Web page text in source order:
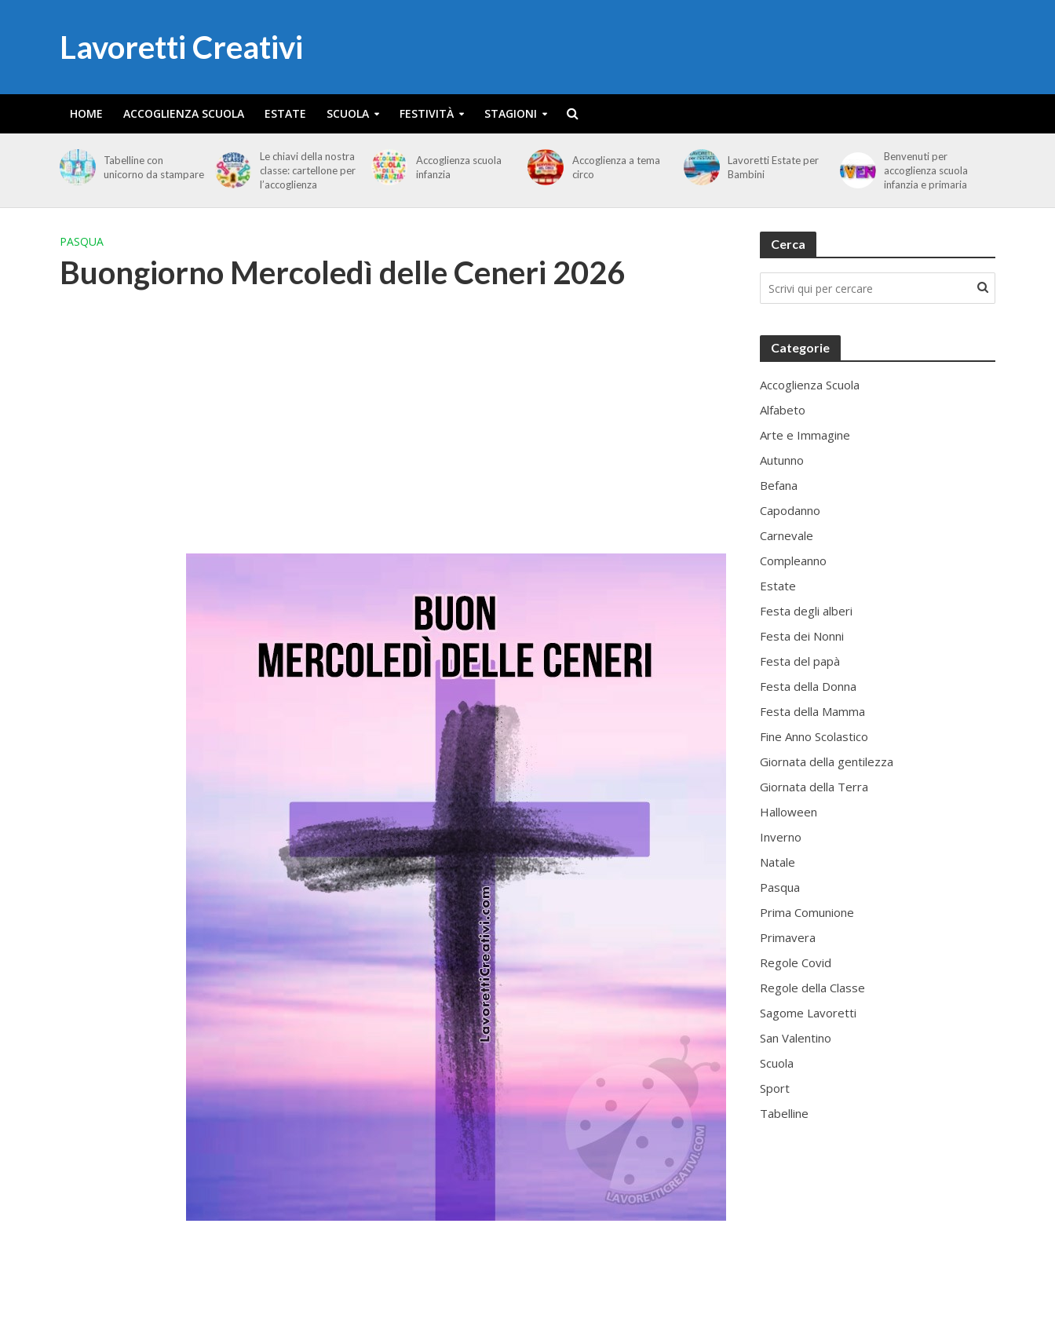
Lavoretti Creativi
HOME ACCOGLIENZA SCUOLA ESTATE SCUOLA FESTIVITÀ STAGIONI
Tabelline con
unicorno da stampare
Le chiavi della nostra
classe: cartellone per
l’accoglienza
Accoglienza scuola
infanzia
Accoglienza a tema
circo
Lavoretti Estate per
Bambini
Benvenuti per
accoglienza scuola
infanzia e primaria
PASQUA
Buongiorno Mercoledì delle Ceneri 2026
Cerca
Categorie
Accoglienza Scuola
Alfabeto
Arte e Immagine
Autunno
Befana
Capodanno
Carnevale
Compleanno
Estate
Festa degli alberi
Festa dei Nonni
Festa del papà
Festa della Donna
Festa della Mamma
Fine Anno Scolastico
Giornata della gentilezza
Giornata della Terra
Halloween
Inverno
Natale
Pasqua
Prima Comunione
Primavera
Regole Covid
Regole della Classe
Sagome Lavoretti
San Valentino
Scuola
Sport
Tabelline